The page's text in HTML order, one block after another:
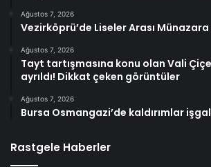
Ağustos 7, 2026
Vezirköprü’de Liseler Arası Münazara
Ağustos 7, 2026
Tayt tartışmasına konu olan Vali
ayrıldı! Dikkat çeken görüntüler
Ağustos 7, 2026
Bursa Osmangazi’de kaldırımlar
Rastgele Haberler